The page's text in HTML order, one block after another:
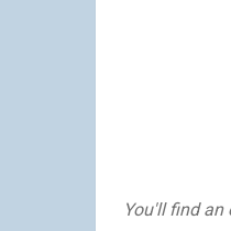
You'll find